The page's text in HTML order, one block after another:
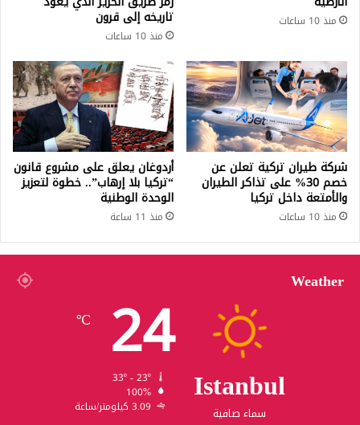
منذ 10 ساعات تاريخه إلى قرون
منذ 10 ساعات
شركة طيران تركية تعلن عن
خصم 30% على تذاكر الطيران
والأمتعة داخل تركيا
منذ 10 ساعات
أردوغان يعلق على مشروع قانون
“تركيا بلا إرهاب”.. خطوة لتعزيز
الوحدة الوطنية
منذ 11 ساعة
Weather
Istanbul
سماء صافية
24
℃
100%
3.09 كيلومتر/ساعة